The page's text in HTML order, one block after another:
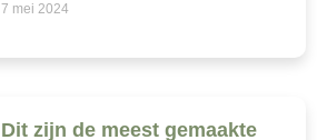
7 mei 2024
Dit zijn de meest gemaakte